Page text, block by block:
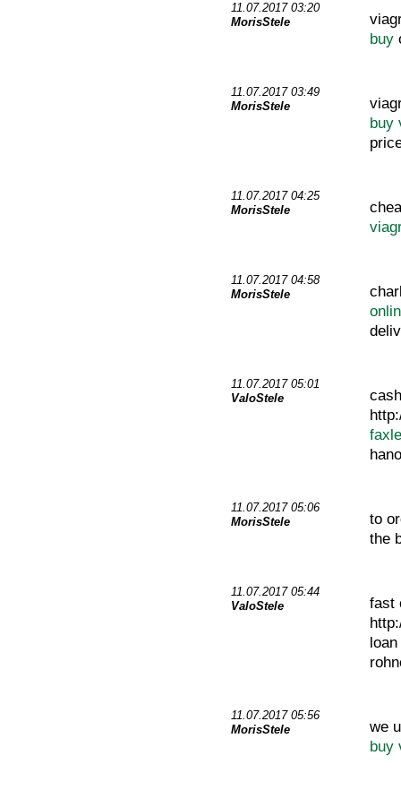
11.07.2017 03:20
MorisStele
buy
11.07.2017 03:49
MorisStele
buy
11.07.2017 04:25
MorisStele
11.07.2017 04:58
MorisStele
11.07.2017 05:01
ValoStele
11.07.2017 05:06
MorisStele
to
the
11.07.2017 05:44
ValoStele
fast
loan
11.07.2017 05:56
MorisStele
we
buy